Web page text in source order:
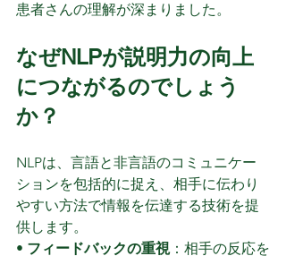
患者さんの理解が深まりました。
なぜNLPが説明力の向上
につながるのでしょう
か？
NLPは、言語と非言語のコミュニケー
ションを包括的に捉え、相手に伝わり
やすい方法で情報を伝達する技術を提
供します。
• フィードバックの重視：相手の反応を